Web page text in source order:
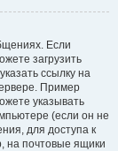
Если
загрузить
ссылку на
Пример
указывать
(если он не
для доступа к
на почтовые ящики